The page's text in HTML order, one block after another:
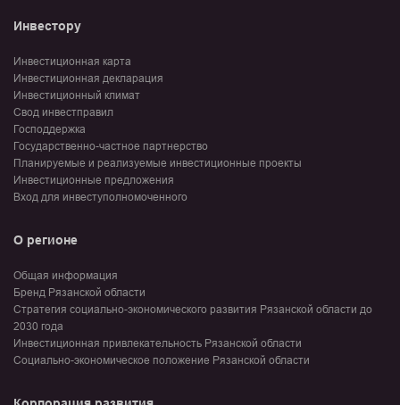
Инвестору
Инвестиционная карта
Инвестиционная декларация
Инвестиционный климат
Свод инвестправил
Господдержка
Государственно-частное партнерство
Планируемые и реализуемые инвестиционные проекты
Инвестиционные предложения
Вход для инвеступолномоченного
О регионе
Общая информация
Бренд Рязанской области
Стратегия социально-экономического развития Рязанской области до
2030 года
Инвестиционная привлекательность Рязанской области
Социально-экономическое положение Рязанской области